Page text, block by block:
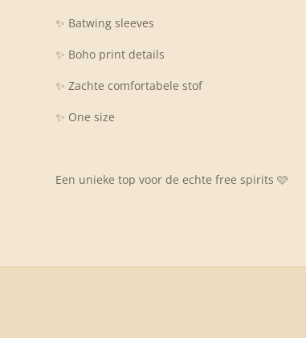
✨ Batwing sleeves
✨ Boho print details
✨ Zachte comfortabele stof
✨ One size
Een unieke top voor de echte free spirits 🩷